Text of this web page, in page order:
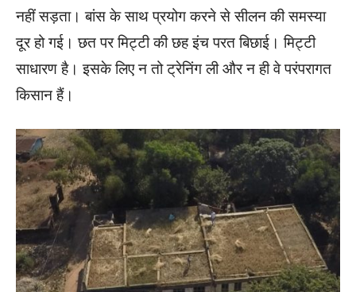
नहीं सड़ता। बांस के साथ प्रयोग करने से सीलन की समस्या
दूर हो गई। छत पर मिट्टी की छह इंच परत बिछाई। मिट्टी
साधारण है। इसके लिए न तो ट्रेनिंग ली और न ही वे परंपरागत
किसान हैं।